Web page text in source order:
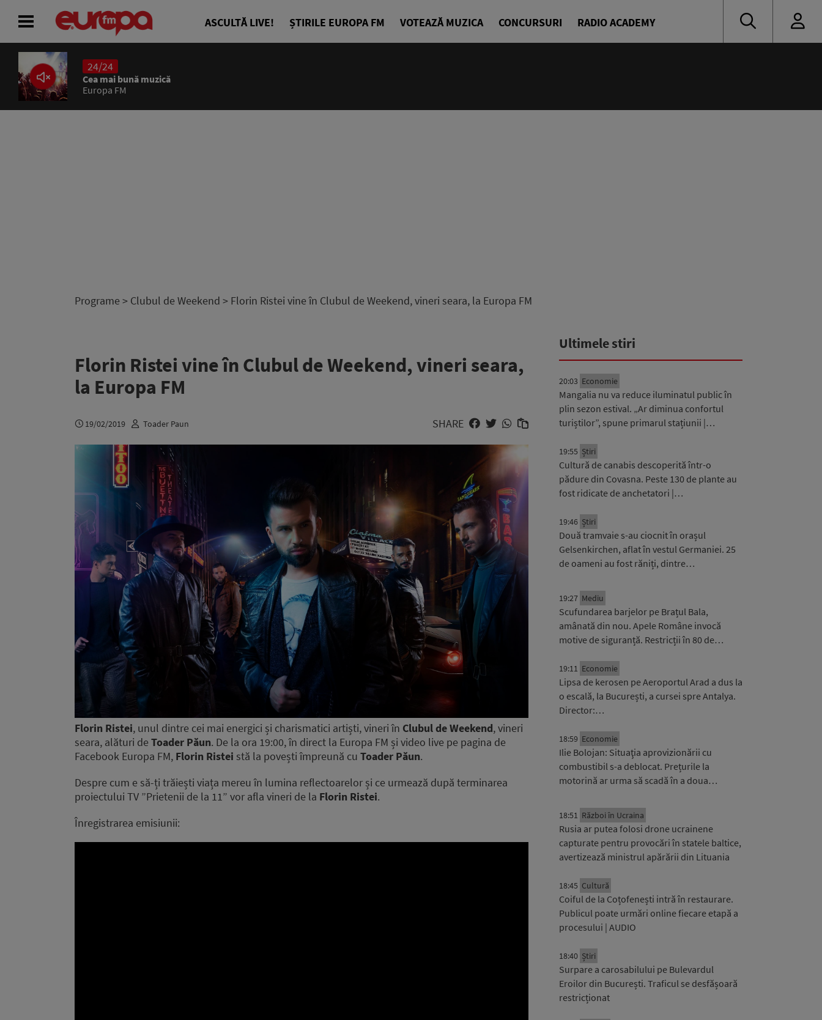
ASCULTĂ LIVE! ȘTIRILE EUROPA FM VOTEAZĂ MUZICA CONCURSURI RADIO ACADEMY
24/24
Cea mai bună muzică
Europa FM
Programe > Clubul de Weekend > Florin Ristei vine în Clubul de Weekend, vineri seara, la Europa FM
Florin Ristei vine în Clubul de Weekend, vineri seara,
la Europa FM
19/02/2019 Toader Paun SHARE
Florin Ristei, unul dintre cei mai energici și charismatici artiști, vineri în Clubul de Weekend, vineri
seara, alături de Toader Păun. De la ora 19:00, în direct la Europa FM și video live pe pagina de
Facebook Europa FM, Florin Ristei stă la povești împreună cu Toader Păun.
Despre cum e să-ți trăiești viața mereu în lumina reflectoarelor și ce urmează după terminarea
proiectului TV ”Prietenii de la 11” vor afla vineri de la Florin Ristei.
Înregistrarea emisiunii:
Ultimele stiri
20:03 Economie
Mangalia nu va reduce iluminatul public în
plin sezon estival. „Ar diminua confortul
turiștilor”, spune primarul stațiunii |…
19:55 Știri
Cultură de canabis descoperită într-o
pădure din Covasna. Peste 130 de plante au
fost ridicate de anchetatori |…
19:46 Știri
Două tramvaie s-au ciocnit în orașul
Gelsenkirchen, aflat în vestul Germaniei. 25
de oameni au fost răniți, dintre…
19:27 Mediu
Scufundarea barjelor pe Brațul Bala,
amânată din nou. Apele Române invocă
motive de siguranță. Restricții în 80 de…
19:11 Economie
Lipsa de kerosen pe Aeroportul Arad a dus la
o escală, la București, a cursei spre Antalya.
Director:…
18:59 Economie
Ilie Bolojan: Situaţia aprovizionării cu
combustibil s-a deblocat. Prețurile la
motorină ar urma să scadă în a doua…
18:51 Război în Ucraina
Rusia ar putea folosi drone ucrainene
capturate pentru provocări în statele baltice,
avertizează ministrul apărării din Lituania
18:45 Cultură
Coiful de la Coțofenești intră în restaurare.
Publicul poate urmări online fiecare etapă a
procesului | AUDIO
18:40 Știri
Surpare a carosabilului pe Bulevardul
Eroilor din București. Traficul se desfășoară
restricționat
ACASĂ
ȘTIRI